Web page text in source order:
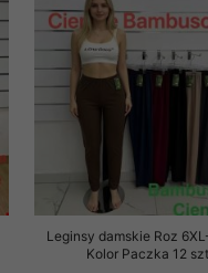
Leginsy damskie Roz
Kolor Paczka 12 szt